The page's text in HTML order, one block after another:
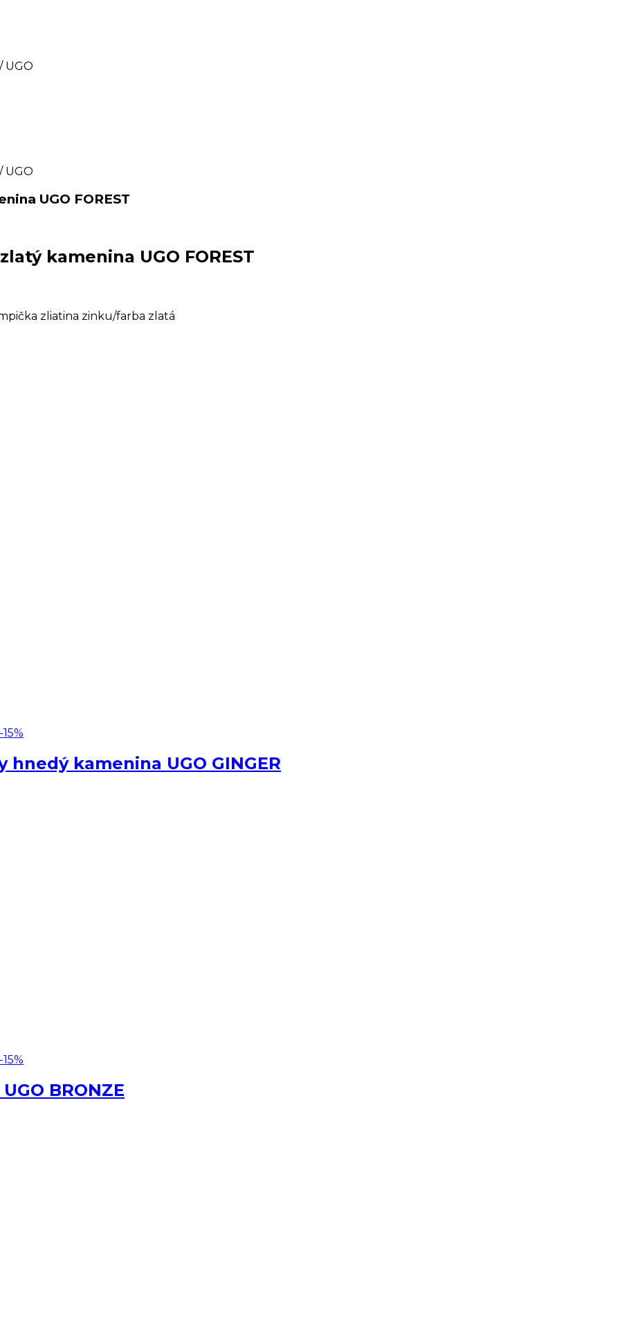
/ UGO
/ UGO
UGO FOREST
kamenina UGO FOREST
zliatina zinku/farba zlatá
-15%
kamenina UGO GINGER
-15%
BRONZE